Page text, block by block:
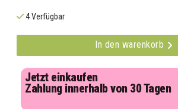
4 Verfügbar
In den warenkorb
Jetzt einkaufen
Zahlung innerhalb von 30 Tagen